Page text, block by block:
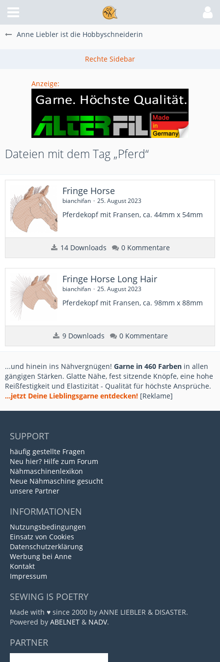
Anne Liebler ist die Hobbyschneiderin
Anzeige:
Dateien mit dem Tag „Pferd“
Fringe Horse
bianchifan 25. August 2023
Pferdekopf mit Fransen, ca. 44mm x 54mm
14 Downloads 0 Kommentare
Fringe Horse Long Hair
bianchifan 25. August 2023
Pferdekopf mit Fransen, ca. 98mm x 88mm
9 Downloads 0 Kommentare
...und hinein ins Nähvergnügen! Garne in 460 Farben in allen
gängigen Stärken. Glatte Nähe, fest sitzende Knöpfe, eine hohe
Reißfestigkeit und Elastizität - Qualität für höchste Ansprüche.
...jetzt Deine Lieblingsgarne entdecken! [Reklame]
SUPPORT
häufig gestellte Fragen
Neu hier? Hilfe zum Forum
Nähmaschinenlexikon
Neue Nähmaschine gesucht
unsere Partner
INFORMATIONEN
Nutzungsbedingungen
Einsatz von Cookies
Datenschutzerklärung
Werbung bei Anne
Kontakt
Impressum
SEWING IS POETRY
Made with ♥ since 2000 by ANNE LIEBLER & DISASTER.
Powered by ABELNET & NADV.
PARTNER